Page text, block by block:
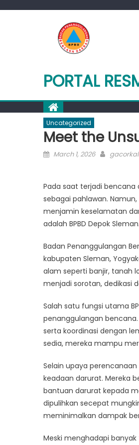
PORTAL
Uncategorized
Meet the
Posted
March 1, 2026 Author
Pada saat terjadi
sebagai pahlawan.
menjamin keselamatan
adalah BPBD Depok Sleman.
Badan Penanggulangan
kabupaten Sleman,
alam seperti banjir, tanah
menjadi sorotan, dedikasi
Salah satu fungsi utama
penanggulangan
serta koordinasi dengan
sedia, mereka mampu
Selain upaya
keadaan darurat. Mereka
bantuan darurat kepada
dipulihkan secepat
meminimalkan dampak
Meski menghadapi